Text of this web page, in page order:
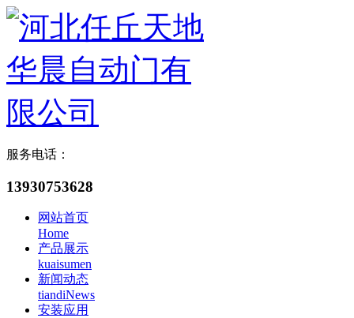
服务电话：
13930753628
网站首页
Home
产品展示
kuaisumen
新闻动态
tiandiNews
安装应用